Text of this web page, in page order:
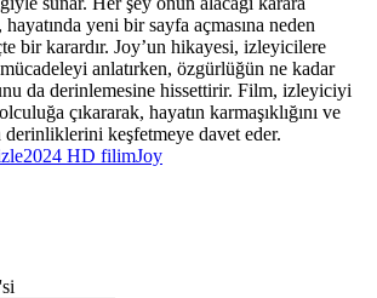
hayatında yeni bir sayfa açmasına neden
bir karardır. Joy’un hikayesi, izleyicilere
anlatırken, özgürlüğün ne kadar
da derinlemesine hissettirir. Film, izleyiciyi
çıkararak, hayatın karmaşıklığını ve
derinliklerini keşfetmeye davet eder.
2024 HD filimJoy